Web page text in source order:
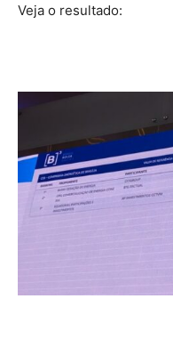
Veja o resultado: